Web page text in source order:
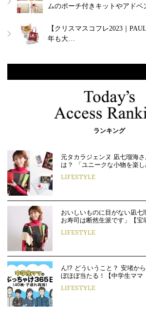
ムのポーチ付きキットやアドベ
【クリスマスコフレ2023｜
年も大…
ランキング
元タカラジェンヌ 凪七瑠海
は？ 「ユニークな小物を楽
LIFESTYLE
おいしいものに目がない凪七
お寿司は断然生派です」【宝
LIFESTYLE
ん!? どういうこと？ 安堵か
ぼほぼ当たる！【中学生マ
LIFESTYLE